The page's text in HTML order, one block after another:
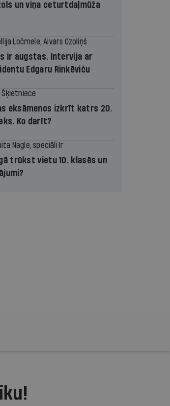
un viņa ceturtdaļmūža
Ločmele, Aivars Ozoliņš
ir augstas. Intervija ar
Edgaru Rinkēviču
Šķietniece
eksāmenos izkrīt katrs 20.
Ko darīt?
Nagle, speciāli Ir
trūkst vietu 10. klasēs un